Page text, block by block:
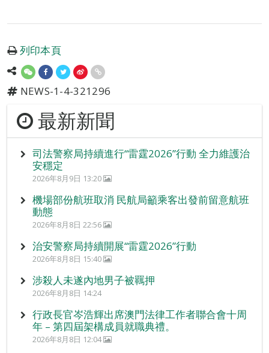
列印本頁
NEWS-1-4-321296
最新新聞
司法警察局持續進行“雷霆2026”行動 全力維護治
安穩定
2026年8月9日 13:20
機場部份航班取消 民航局籲乘客出發前留意航班
動態
2026年8月8日 22:56
治安警察局持續開展“雷霆2026”行動
2026年8月8日 15:40
涉殺人未遂內地男子被羈押
2026年8月8日 14:24
行政長官岑浩輝出席澳門法律工作者聯合會十周
年 – 第四屆架構成員就職典禮。
2026年8月8日 12:04